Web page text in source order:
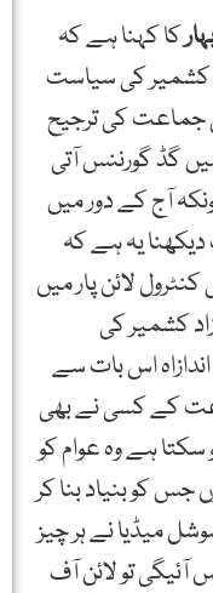
کا کہنا ہے کہ
کشمیر کی سیاست
جماعت کی ترجیح
گڈ گورننس آتی
آج کے دور میں
دیکھنا یہ ہے کہ
لائن پار میں
کشمیر کی
اس بات سے
کے کسی نے بھی
سکتا ہے وہ عوام کو
جس کو بنیاد بنا کر
میڈیا نے ہر چیز
آئیگی تو لائن آف